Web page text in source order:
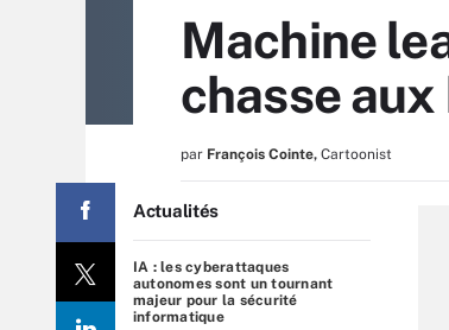
Machine
chasse aux
par François Cointe, Cartoonist
Actualités
IA : les cyberattaques
autonomes sont un tournant
majeur pour la sécurité
informatique